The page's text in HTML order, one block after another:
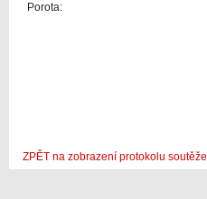
Porota:
ZPĚT na zobrazení protokolu soutěže